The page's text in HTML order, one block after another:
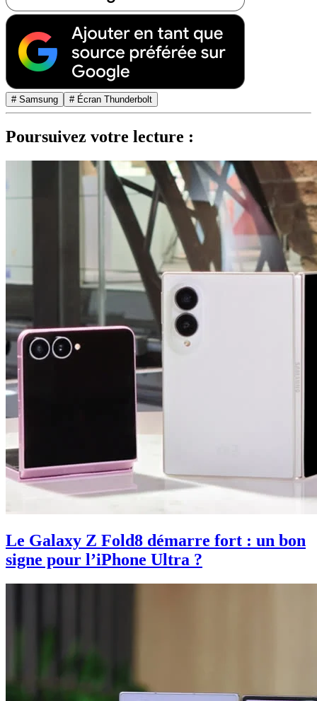
# Samsung # Écran Thunderbolt
Poursuivez votre lecture :
Le Galaxy Z Fold8 démarre fort : un bon
signe pour l’iPhone Ultra ?